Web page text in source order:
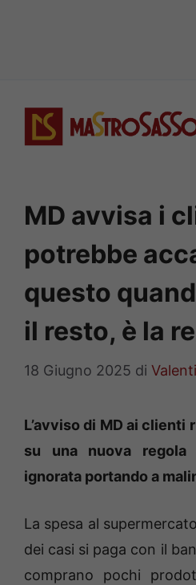
contenuto
MD avvisa i
potrebbe
questo
il resto, è la
18 Giugno 2025 di
L’avviso di MD ai clienti
su una nuova regola
ignorata portando a
La spesa al
dei casi si paga con il
comprano pochi